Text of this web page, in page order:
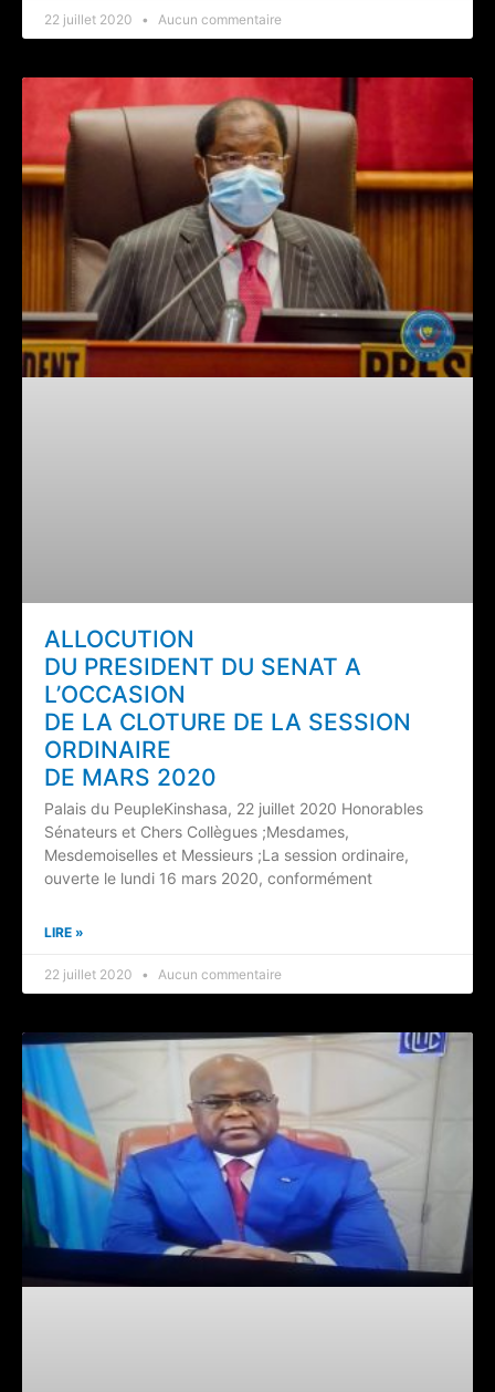
22 juillet 2020 Aucun commentaire
ALLOCUTION
DU PRESIDENT DU SENAT A
L’OCCASION
DE LA CLOTURE DE LA SESSION
ORDINAIRE
DE MARS 2020
Palais du PeupleKinshasa, 22 juillet 2020 Honorables
Sénateurs et Chers Collègues ;Mesdames,
Mesdemoiselles et Messieurs ;La session ordinaire,
ouverte le lundi 16 mars 2020, conformément
LIRE »
22 juillet 2020 Aucun commentaire